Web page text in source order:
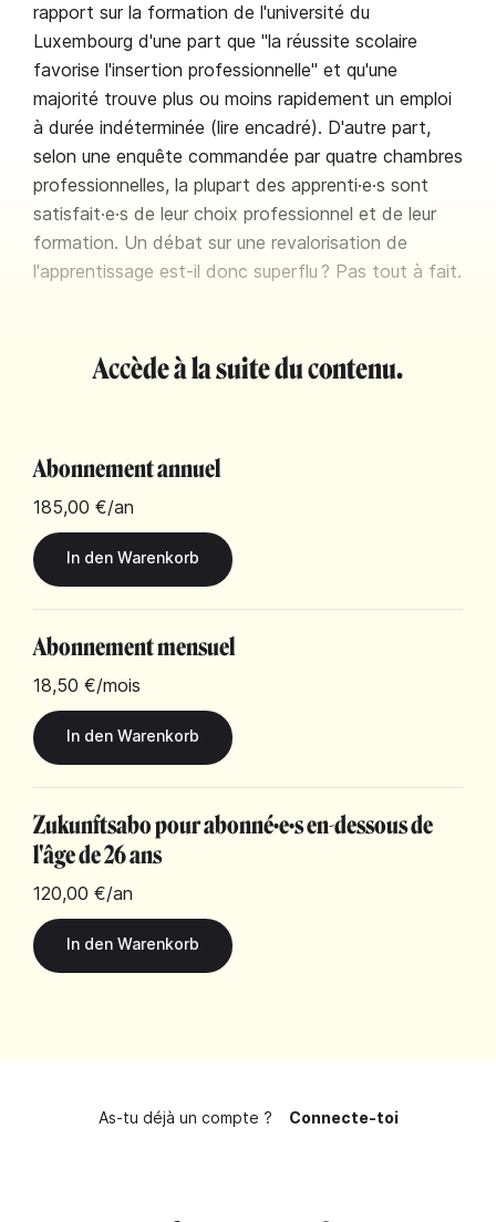
rapport sur la formation de l'université du
Luxembourg d'une part que "la réussite scolaire
favorise l'insertion professionnelle" et qu'une
majorité trouve plus ou moins rapidement un emploi
à durée indéterminée (lire encadré). D'autre part,
selon une enquête commandée par quatre chambres
professionnelles, la plupart des apprenti·e·s sont
satisfait·e·s de leur choix professionnel et de leur
formation. Un débat sur une revalorisation de
l'apprentissage est-il donc superflu ? Pas tout à fait.
Accède à la suite du contenu.
Abonnement annuel
185,00 €/an
Abonnement mensuel
18,50 €/mois
Zukunftsabo pour abonné·e·s en-dessous de
l'âge de 26 ans
120,00 €/an
As-tu déjà un compte ? Connecte-toi